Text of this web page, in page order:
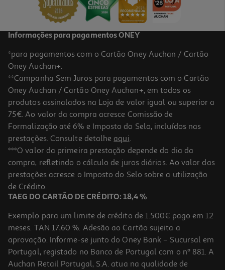
Pack Protetor Ecrã+camara Qilive Iphone 16e
6.99 €/un
6,99 €
Informações para pagamentos ONEY
*para pagamentos com o Cartão Oney Auchan / Cartão
Oney Auchan+.
**Campanha Sem Juros para pagamentos com o Cartão
Oney Auchan / Cartão Oney Auchan+, em todos os
produtos assinalados na Loja de valor igual ou superior a
75€. Ao valor da compra acresce Comissão de
Formalização até 6% e Imposto do Selo, incluídos nas
prestações. Consulte detalhe aqui.
***O valor da primeira prestação depende do dia da
compra, refletindo o cálculo de juros diários. Ao valor das
prestações acresce o Imposto do Selo sobre a utilização
de Crédito.
TAEG DO CARTÃO DE CRÉDITO: 18,4 %
Exemplo para um limite de crédito de 1.500€ pago em 12
meses. TAN 17,60 %. Adesão ao Cartão sujeita a
aprovação. Informe-se junto do Oney Bank – Sucursal em
Portugal, registado no Banco de Portugal com o nº 881. A
Auchan Retail Portugal, S.A. atua na qualidade de